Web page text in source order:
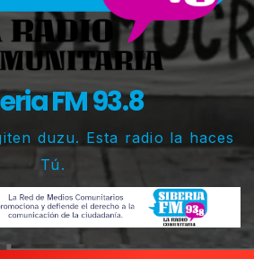
FM 93.8
duzu. Esta radio la haces
Tú.